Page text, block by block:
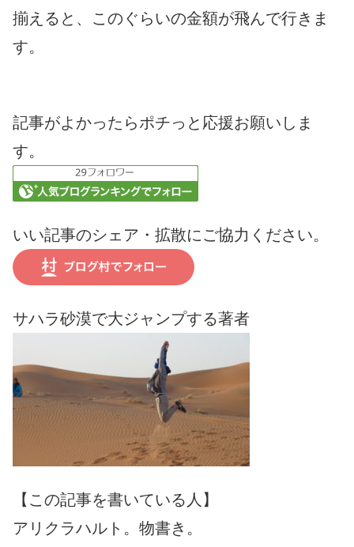
揃えると、このぐらいの金額が飛んで行きま
す。
記事がよかったらポチっと応援お願いしま
す。
いい記事のシェア・拡散にご協力ください。
サハラ砂漠で大ジャンプする著者
【この記事を書いている人】
アリクラハルト。物書き。